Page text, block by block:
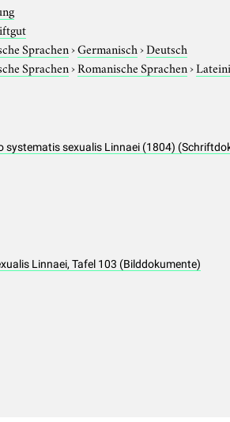
Sprachen›Germanisch›Deutsch
Sprachen›Romanische Sprachen›
systematis sexualis Linnaei (1804)
Linnaei, Tafel 103 (Bilddokumente)